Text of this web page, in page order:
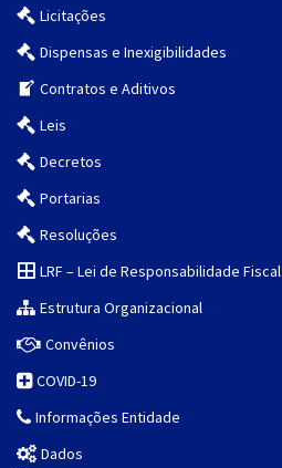
Licitações
Dispensas e Inexigibilidades
Contratos e Aditivos
Leis
Decretos
Portarias
Resoluções
LRF – Lei de Responsabilidade Fiscal
Estrutura Organizacional
Convênios
COVID-19
Informações Entidade
Dados